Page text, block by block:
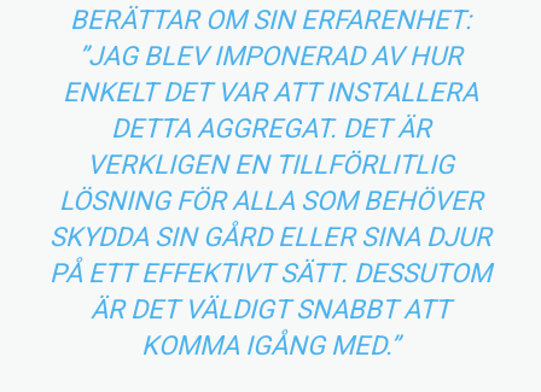
BERÄTTAR OM SIN ERFARENHET:
”JAG BLEV IMPONERAD AV HUR
ENKELT DET VAR ATT INSTALLERA
DETTA AGGREGAT. DET ÄR
VERKLIGEN EN TILLFÖRLITLIG
LÖSNING FÖR ALLA SOM BEHÖVER
SKYDDA SIN GÅRD ELLER SINA DJUR
PÅ ETT EFFEKTIVT SÄTT. DESSUTOM
ÄR DET VÄLDIGT SNABBT ATT
KOMMA IGÅNG MED.”